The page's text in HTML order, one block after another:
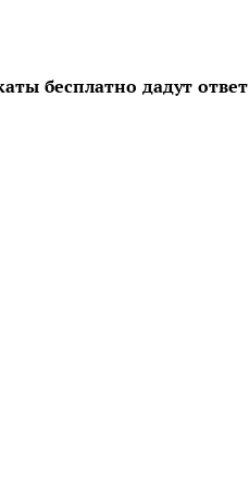
бесплатно дадут ответ